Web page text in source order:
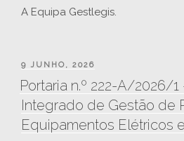
A Equipa Gestlegis.
PUBLICADO
EM
9 JUNHO, 2026
Portaria n.º 222-A/2026/1
Integrado de Gestão de
Equipamentos Elétricos